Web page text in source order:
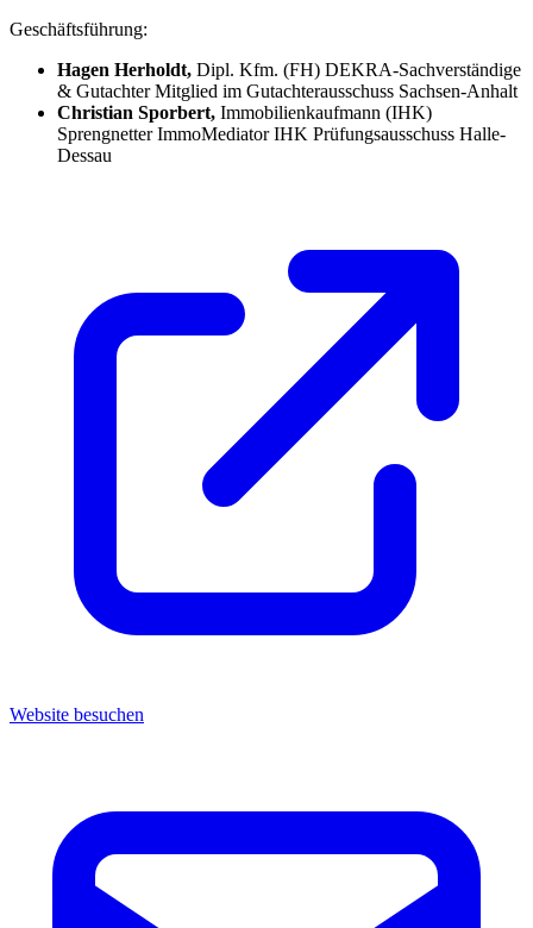
Geschäftsführung:
Hagen Herholdt, Dipl. Kfm. (FH) DEKRA-Sachverständige
& Gutachter Mitglied im Gutachterausschuss Sachsen-Anhalt
Christian Sporbert, Immobilienkaufmann (IHK)
Sprengnetter ImmoMediator IHK Prüfungsausschuss Halle-
Dessau
Website besuchen